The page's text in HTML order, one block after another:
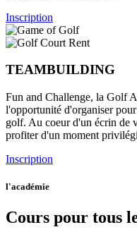
Inscription
TEAMBUILDING
Fun and Challenge, la Golf
l'opportunité d'organiser
golf. Au coeur d'un écrin de
profiter d'un moment
Inscription
l'académie
Cours pour tous